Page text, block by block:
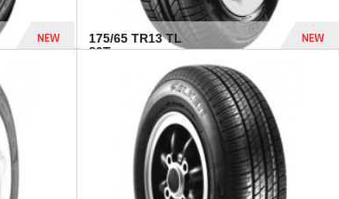
NEW
394 Dhs
175/65 TR13 TL
80T...
NEW